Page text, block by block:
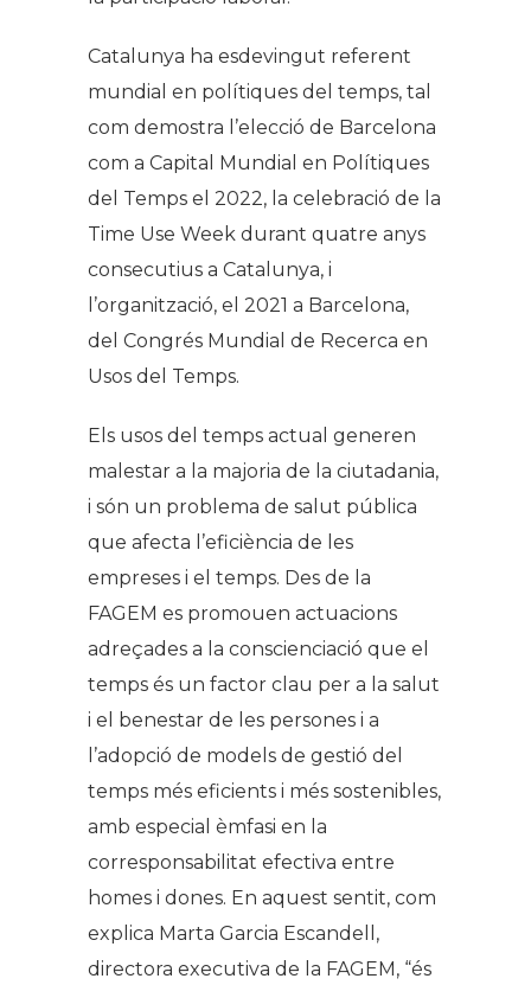
Catalunya ha esdevingut referent
mundial en polítiques del temps, tal
com demostra l’elecció de Barcelona
com a Capital Mundial en Polítiques
del Temps el 2022, la celebració de la
Time Use Week durant quatre anys
consecutius a Catalunya, i
l’organització, el 2021 a Barcelona,
del Congrés Mundial de Recerca en
Usos del Temps.
Els usos del temps actual generen
malestar a la majoria de la ciutadania,
i són un problema de salut pública
que afecta l’eficiència de les
empreses i el temps. Des de la
FAGEM es promouen actuacions
adreçades a la conscienciació que el
temps és un factor clau per a la salut
i el benestar de les persones i a
l’adopció de models de gestió del
temps més eficients i més sostenibles,
amb especial èmfasi en la
corresponsabilitat efectiva entre
homes i dones. En aquest sentit, com
explica Marta Garcia Escandell,
directora executiva de la FAGEM, “és